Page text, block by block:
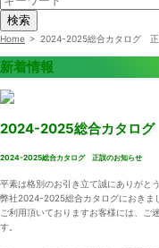
検索
Home > 2024-2025総合カタログ 正
新着情報
2024-2025総合カタロ
2024-2025総合カタログ 正誤のお知らせ
平素は格別のお引き立て誠にありがと
弊社2024-2025総合カタログにおきま
ご利用頂いておりますお客様には、ご
す。